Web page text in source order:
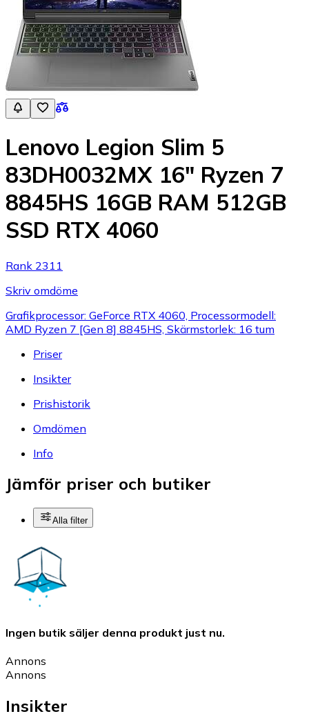
Lenovo Legion Slim 5
83DH0032MX 16" Ryzen 7
8845HS 16GB RAM 512GB
SSD RTX 4060
Rank 2311
Skriv omdöme
Grafikprocessor: GeForce RTX 4060, Processormodell:
AMD Ryzen 7 [Gen 8] 8845HS, Skärmstorlek: 16 tum
Priser
Insikter
Prishistorik
Omdömen
Info
Jämför priser och butiker
Alla filter
Ingen butik säljer denna produkt just nu.
Annons
Annons
Insikter